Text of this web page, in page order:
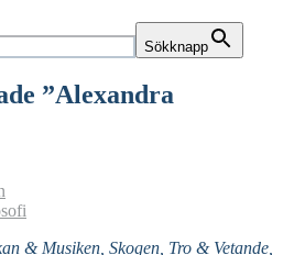
Sökknapp
”Alexandra
& Musiken, Skogen, Tro & Vetande,